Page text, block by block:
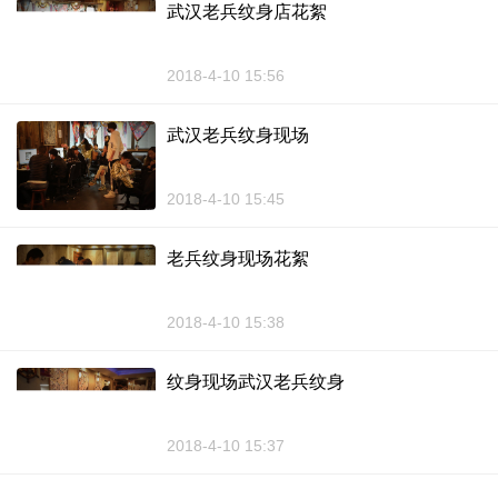
武汉老兵纹身店花絮
2018-4-10 15:56
武汉老兵纹身现场
2018-4-10 15:45
老兵纹身现场花絮
2018-4-10 15:38
纹身现场武汉老兵纹身
2018-4-10 15:37